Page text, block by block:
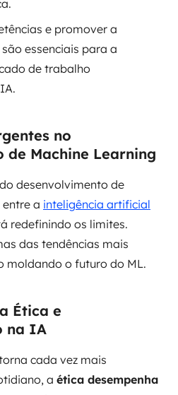
e Cloud
e promover a
essenciais para a
de trabalho
no
de Machine Learning
desenvolvimento de
a inteligência artificial
redefinindo os limites.
das tendências mais
moldando o futuro do ML.
Ética e
na IA
cada vez mais
a ética desempenha